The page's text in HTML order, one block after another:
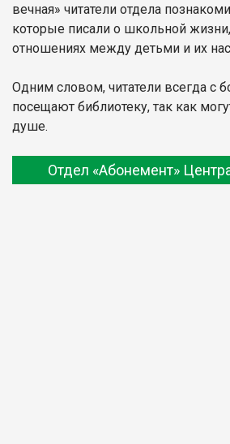
вечная» читатели отдела
которые писали о школьной жизни,
отношениях между детьми и их
Одним словом, читатели всегда с
посещают библиотеку, так как
душе.
Отдел «Абонемент»